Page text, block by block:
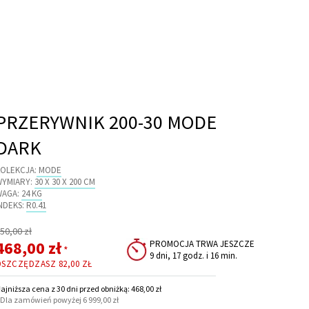
200-30 MODE
MODE
30 X 30 X 200 CM
24 KG
R0.41
zł
zł *
82,00 ZŁ
PROMOCJA TRWA JESZCZE
9 dni, 17 godz. i 16 min.
cena z 30 dni przed obniżką: 468,00 zł
zamówień powyżej 6 999,00 zł